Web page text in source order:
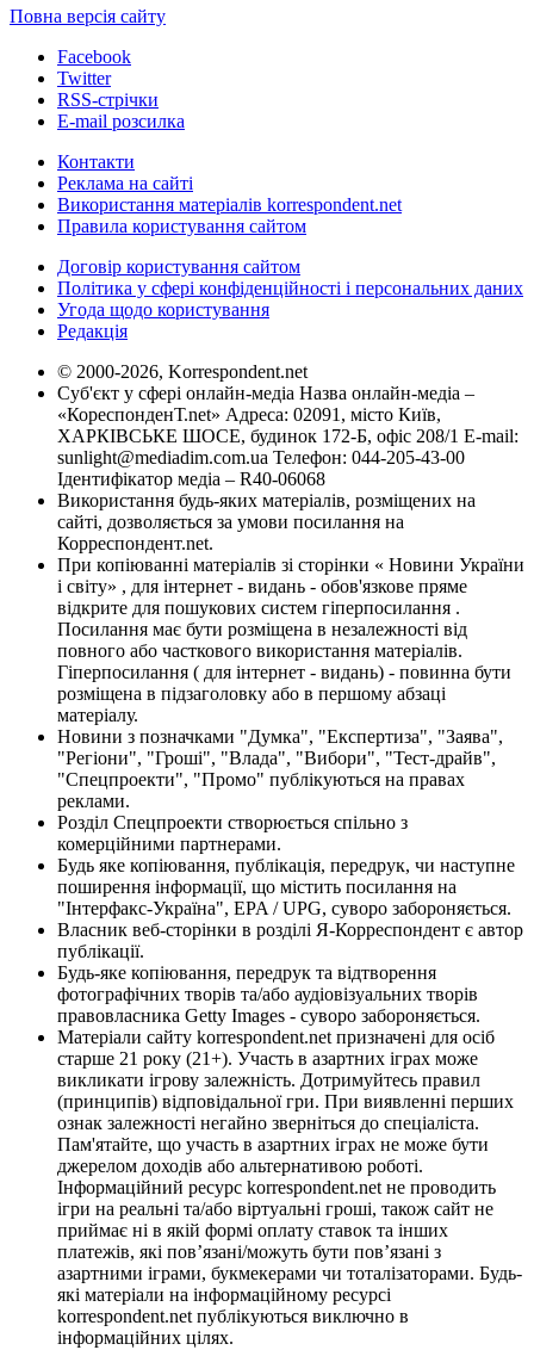
Повна версія сайту
Facebook
Twitter
RSS-стрічки
E-mail розсилка
Контакти
Реклама на сайті
Використання матеріалів korrespondent.net
Правила користування сайтом
Договір користування сайтом
Політика у сфері конфіденційності і персональних даних
Угода щодо користування
Редакція
© 2000-2026, Korrespondent.net
Суб'єкт у сфері онлайн-медіа Назва онлайн-медіа –
«КореспонденТ.net» Адреса: 02091, місто Київ,
ХАРКІВСЬКЕ ШОСЕ, будинок 172-Б, офіс 208/1 E-mail:
sunlight@mediadim.com.ua Телефон: 044-205-43-00
Ідентифікатор медіа – R40-06068
Використання будь-яких матеріалів, розміщених на
сайті, дозволяється за умови посилання на
Корреспондент.net.
При копіюванні матеріалів зі сторінки « Новини України
і світу» , для інтернет - видань - обов'язкове пряме
відкрите для пошукових систем гіперпосилання .
Посилання має бути розміщена в незалежності від
повного або часткового використання матеріалів.
Гіперпосилання ( для інтернет - видань) - повинна бути
розміщена в підзаголовку або в першому абзаці
матеріалу.
Новини з позначками "Думка", "Експертиза", "Заява",
"Регіони", "Гроші", "Влада", "Вибори", "Тест-драйв",
"Спецпроекти", "Промо" публікуються на правах
реклами.
Розділ Спецпроекти створюється спільно з
комерційними партнерами.
Будь яке копіювання, публікація, передрук, чи наступне
поширення інформації, що містить посилання на
"Інтерфакс-Україна", EPA / UPG, суворо забороняється.
Власник веб-сторінки в розділі Я-Корреспондент є автор
публікації.
Будь-яке копіювання, передрук та відтворення
фотографічних творів та/або аудіовізуальних творів
правовласника Getty Images - суворо забороняється.
Матеріали сайту korrespondent.net призначені для осіб
старше 21 року (21+). Участь в азартних іграх може
викликати ігрову залежність. Дотримуйтесь правил
(принципів) відповідальної гри. При виявленні перших
ознак залежності негайно зверніться до спеціаліста.
Пам'ятайте, що участь в азартних іграх не може бути
джерелом доходів або альтернативою роботі.
Інформаційний ресурс korrespondent.net не проводить
ігри на реальні та/або віртуальні гроші, також сайт не
приймає ні в якій формі оплату ставок та інших
платежів, які пов’язані/можуть бути пов’язані з
азартними іграми, букмекерами чи тоталізаторами. Будь-
які матеріали на інформаційному ресурсі
korrespondent.net публікуються виключно в
інформаційних цілях.